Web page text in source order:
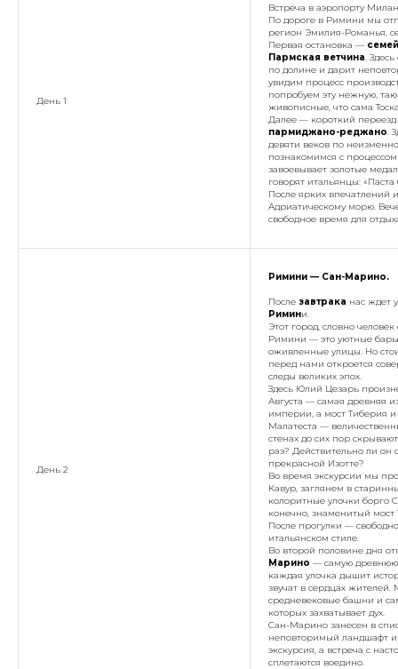
День 1
Встреча в аэропорту
По дороге в Римини мы
регион Эмилия-Романья,
Первая остановка —
Пармская ветчина.
по долине и дарит
увидим процесс
попробуем эту нежную,
живописные, что сама
Далее — короткий переезд
пармиджано-реджано.
девяти веков по
познакомимся с
завоевывает золотые
говорят итальянцы:
После ярких впечатлений
Адриатическому морю.
свободное время для
День 2
Римини — Сан-Марино.
После завтрака нас ждет
Римини.
Этот город, словно
Римини — это уютные
оживленные улицы. Но
перед нами откроется
следы великих эпох.
Здесь Юлий Цезарь
Августа — самая древняя
империи, а мост Тиберия
Малатеста —
стенах до сих пор
раз? Действительно ли
прекрасной Изотте?
Во время экскурсии мы
Кавур, заглянем в
колоритные улочки борго
конечно, знаменитый мост
После прогулки —
итальянском стиле.
Во второй половине дня
Марино — самую древнюю
каждая улочка дышит
звучат в сердцах
средневековые башни и
которых захватывает дух.
Сан-Марино занесен в
неповторимый ландшафт и
экскурсия, а встреча с
сплетаются воедино.